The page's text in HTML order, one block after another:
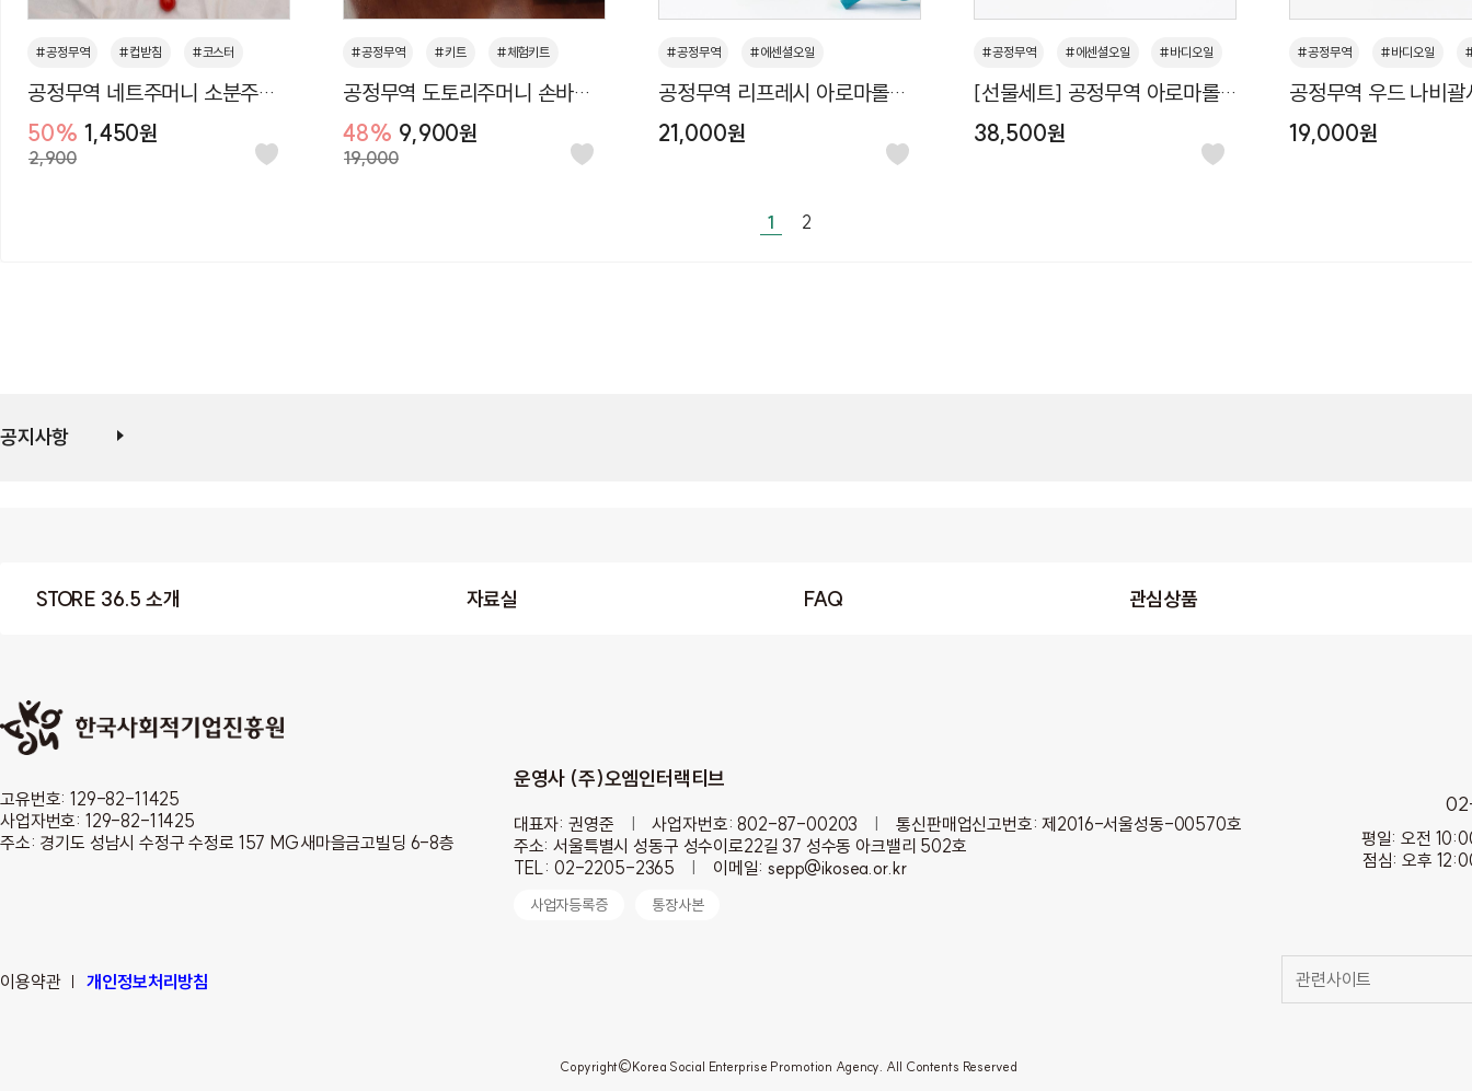
#공정무역 #컵받침 #코스터
#소품 #선물 #기념품
공정무역 네트주머니 소분주머
니
50% 1,450원
2,900
#공정무역 #키트 #체험키트
#교육키트 #DIY키트 #키트
#클래스 #파우치
공정무역 도토리주머니 손바느
질키트
48% 9,900원
19,000
#공정무역 #에센셜오일
#마사지오일 #바디오일
#블렌딩오일
공정무역 리프레시 아로마롤온
하이디
21,000원
#공정무역 #에센셜오일 #바디오일
#롤온 #친환경 #괄사
#나무괄사
[선물세트] 공정무역 아로마롤
온 하이디 + 우드나비괄사세트
38,500원
#공정무역 #바디오일
#테라피 #셀프마사지
#괄사 #나무괄사
공정무역 우드 나비괄
19,000원
1 2
공지사항
STORE 36.5 소개 자료실 FAQ 관심상품
고유번호: 129-82-11425
사업자번호: 129-82-11425
주소: 경기도 성남시 수정구 수정로 157 MG새마을금고빌딩 6-8층
운영사 (주)오엠인터랙티브
대표자: 권영준 사업자번호: 802-87-00203
통신판매업신고번호: 제2016-서울성동-00570호
주소: 서울특별시 성동구 성수이로22길 37 성수동 아크밸리 502호
TEL: 02-2205-2365
이메일: sepp@ikosea.or.kr
사업자등록증 통장사본
평일: 오전
점심: 오후
이용약관 개인정보처리방침 관련사이트
Copyright©Korea Social Enterprise Promotion Agency. All Contents Reserved